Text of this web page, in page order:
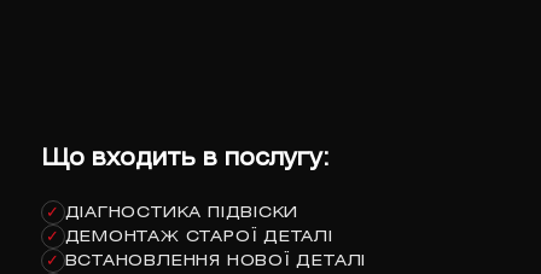
Що входить в послугу:
✓ ДІАГНОСТИКА ПІДВІСКИ
✓ ДЕМОНТАЖ СТАРОЇ ДЕТАЛІ
✓ ВСТАНОВЛЕННЯ НОВОЇ ДЕТАЛІ